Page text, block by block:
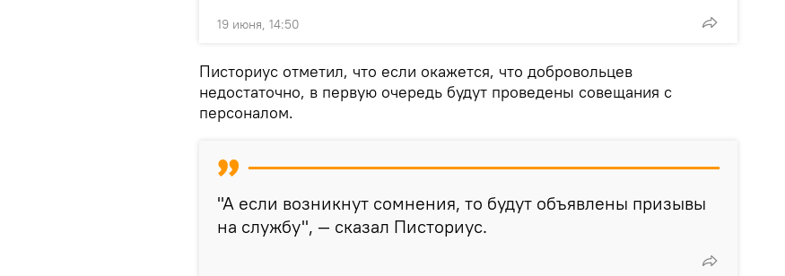
19 июня, 14:50
Писториус отметил, что если окажется, что добровольцев
недостаточно, в первую очередь будут проведены совещания с
персоналом.
"А если возникнут сомнения, то будут объявлены призывы
на службу", — сказал Писториус.